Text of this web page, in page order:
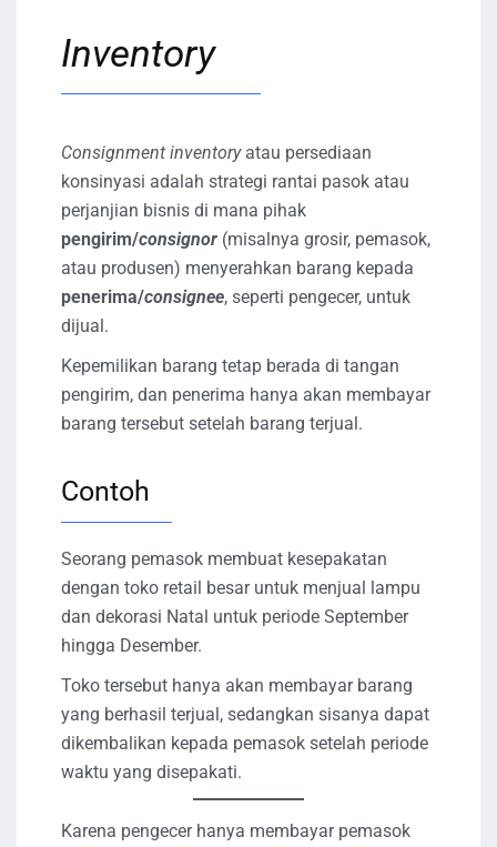
Inventory
Consignment inventory atau persediaan
konsinyasi adalah strategi rantai pasok atau
perjanjian bisnis di mana pihak
pengirim/consignor (misalnya grosir, pemasok,
atau produsen) menyerahkan barang kepada
penerima/consignee, seperti pengecer, untuk
dijual.
Kepemilikan barang tetap berada di tangan
pengirim, dan penerima hanya akan membayar
barang tersebut setelah barang terjual.
Contoh
Seorang pemasok membuat kesepakatan
dengan toko retail besar untuk menjual lampu
dan dekorasi Natal untuk periode September
hingga Desember.
Toko tersebut hanya akan membayar barang
yang berhasil terjual, sedangkan sisanya dapat
dikembalikan kepada pemasok setelah periode
waktu yang disepakati.
Karena pengecer hanya membayar pemasok